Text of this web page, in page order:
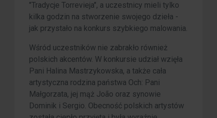
"Tradycje Torrevieja", a uczestnicy mieli tylko
kilka godzin na stworzenie swojego dzieła -
jak przystało na konkurs szybkiego malowania.
Wśród uczestników nie zabrakło również
polskich akcentów. W konkursie udział wzięła
Pani Halina Mastrzykowska, a także cała
artystyczna rodzina państwa Och: Pani
Małgorzata, jej mąż João oraz synowie
Dominik i Sergio. Obecność polskich artystów